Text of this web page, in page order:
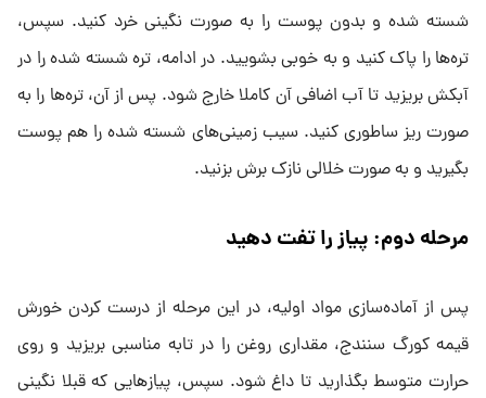
شسته شده و بدون پوست را به صورت نگینی خرد کنید. سپس،
تره‌ها را پاک کنید و به خوبی بشویید. در ادامه، تره شسته شده را در
آبکش بریزید تا آب اضافی آن کاملا خارج شود. پس از آن، تره‌ها را به
صورت ریز ساطوری کنید. سیب زمینی‌های شسته شده را هم پوست
بگیرید و به صورت خلالی نازک برش بزنید.
مرحله دوم: پیاز را تفت دهید
پس از آماده‌سازی مواد اولیه، در این مرحله از درست کردن خورش
قیمه کورگ سنندج، مقداری روغن را در تابه مناسبی بریزید و روی
حرارت متوسط بگذارید تا داغ شود. سپس، پیازهایی که قبلا نگینی